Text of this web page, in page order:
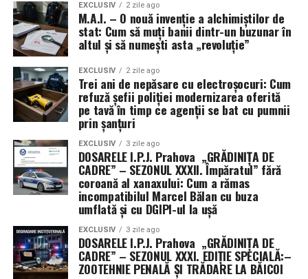
EXCLUSIV 2 zile ago
M.A.I. – O nouă invenție a alchimiștilor de
stat: Cum să muți banii dintr-un buzunar în
altul și să numești asta „revoluție”
EXCLUSIV 2 zile ago
Trei ani de nepăsare cu electroșocuri: Cum
refuză șefii poliției modernizarea oferită
pe tavă în timp ce agenții se bat cu pumnii
prin șanțuri
EXCLUSIV 3 zile ago
DOSARELE I.P.J. Prahova „GRĂDINIȚA DE
CADRE” – SEZONUL XXXII. Împăratul” fără
coroană al xanaxului: Cum a rămas
incompatibilul Marcel Bălan cu buza
umflată și cu DGIPI-ul la ușă
EXCLUSIV 3 zile ago
DOSARELE I.P.J. Prahova „GRĂDINIȚA DE
CADRE” – SEZONUL XXXI. EDIȚIE SPECIALĂ:–
ZOOTEHNIE PENALĂ ȘI TRĂDARE LA BĂICOI